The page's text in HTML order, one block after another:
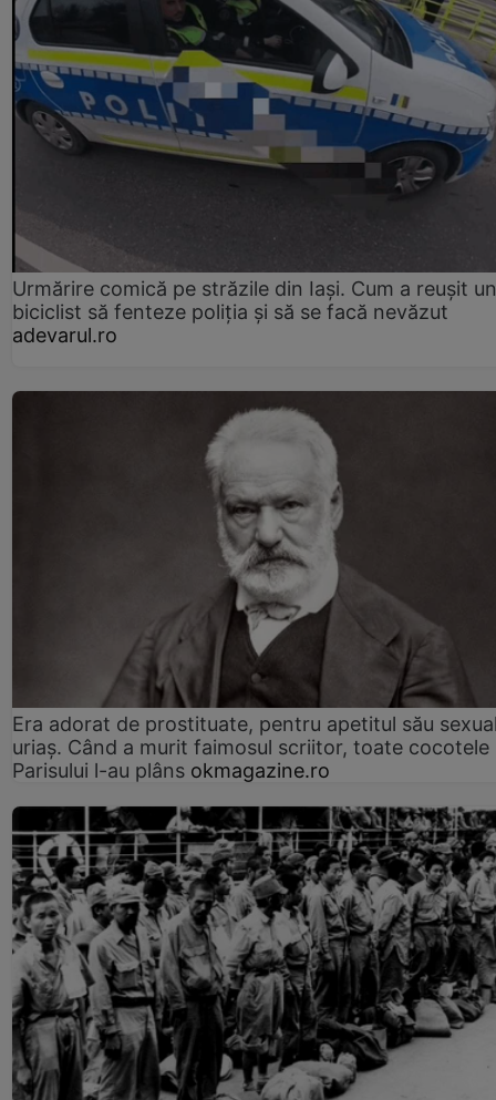
Urmărire comică pe străzile din Iași. Cum a reușit un
biciclist să fenteze poliția și să se facă nevăzut
adevarul.ro
Era adorat de prostituate, pentru apetitul său
uriaș. Când a murit faimosul scriitor, toate cocotele
Parisului l-au plâns okmagazine.ro